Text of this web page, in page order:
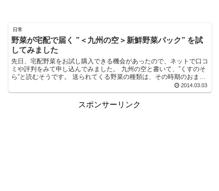
日常
野菜が宅配で届く ”＜九州の空＞新鮮野菜パック” を試
してみました
先日、宅配野菜をお試し購入できる機会があったので、ネットで口コ
ミや評判をみて申し込んでみました。 九州の空と書いて、”くすのそ
ら”と読むそうです。 送られてくる野菜の種類は、その時期のおまか
2014.03.03
スポンサーリンク